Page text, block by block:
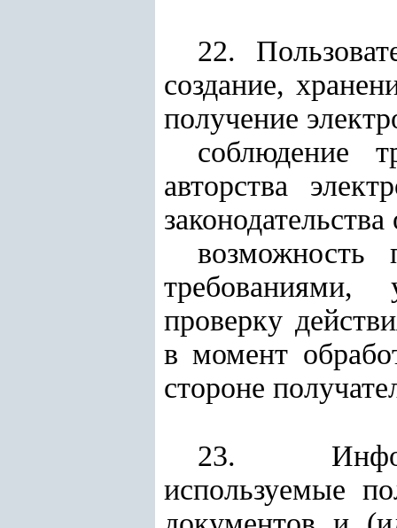
22.
создание,
получение
соблюдение
авторства
требованиями,
проверку
в момент
стороне
23.
используемые